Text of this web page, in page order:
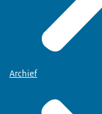
Archief